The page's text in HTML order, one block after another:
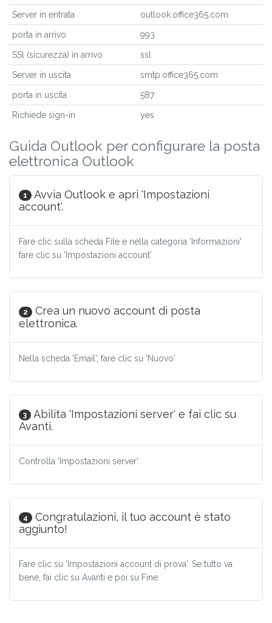
Server in entrata outlook.office365.com
porta in arrivo 993
SSl (sicurezza) in arrivo ssl
Server in uscita smtp.office365.com
porta in uscita 587
Richiede sign-in yes
Guida Outlook per configurare la posta
elettronica Outlook
1
Avvia Outlook e apri 'Impostazioni
account'.
Fare clic sulla scheda File e nella categoria 'Informazioni'
fare clic su 'Impostazioni account'
2
Crea un nuovo account di posta
elettronica.
Nella scheda 'Email', fare clic su 'Nuovo'
3
Abilita 'Impostazioni server' e fai clic su
Avanti.
Controlla 'Impostazioni server'.
4
Congratulazioni, il tuo account è stato
aggiunto!
Fare clic su 'Impostazioni account di prova'. Se tutto va
bene, fai clic su Avanti e poi su Fine.